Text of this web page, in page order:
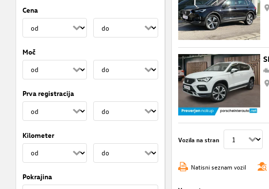
Cena
Moč
Prva registracija
Kilometer
Pokrajina
Vozila na stran
Natisni seznam vozil